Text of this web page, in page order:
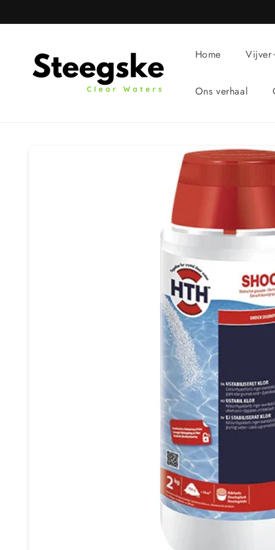
content
Home Vijver
Ons verhaal